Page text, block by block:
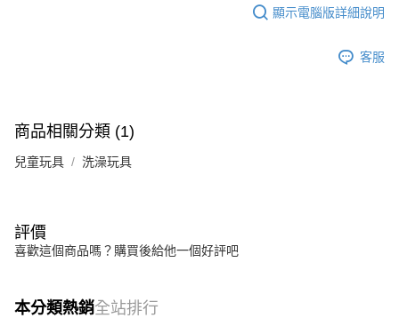
顯示電腦版詳細說明
客服
商品相關分類 (1)
兒童玩具 洗澡玩具
評價
喜歡這個商品嗎？購買後給他一個好評吧
本分類熱銷全站排行